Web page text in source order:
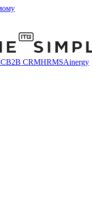
B2B CRMHRMSAinergy